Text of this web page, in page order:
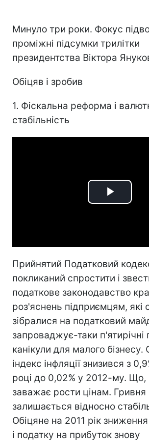
Минуло три роки. Фокус
проміжні підсумки трилітки
президентства Віктора
Обіцяв і зробив
1. Фіскальна реформа і
стабільність
Play
Прийнятий Податковий
покликаний спростити і
податкове законодавство
роз'яснень підприємцям, які
зібралися на податковий
запроваджує-таки п'ятирічні
канікули для малого бізнесу.
індекс інфляції знизився з
році до 0,02% у 2012-му. Що,
заважає рости цінам. Гривня
залишається відносно
Обіцяне на 2011 рік
і податку на прибуток знову